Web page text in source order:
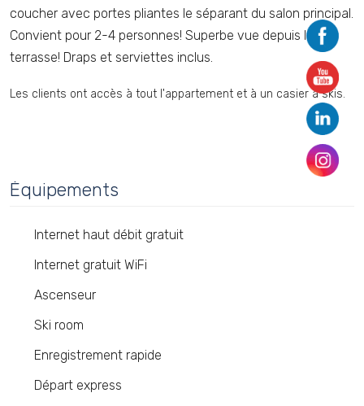
coucher avec portes pliantes le séparant du salon principal.
Convient pour 2-4 personnes! Superbe vue depuis la
terrasse! Draps et serviettes inclus.
Les clients ont accès à tout l'appartement et à un casier à skis.
Équipements
Internet haut débit gratuit
Internet gratuit WiFi
Ascenseur
Ski room
Enregistrement rapide
Départ express